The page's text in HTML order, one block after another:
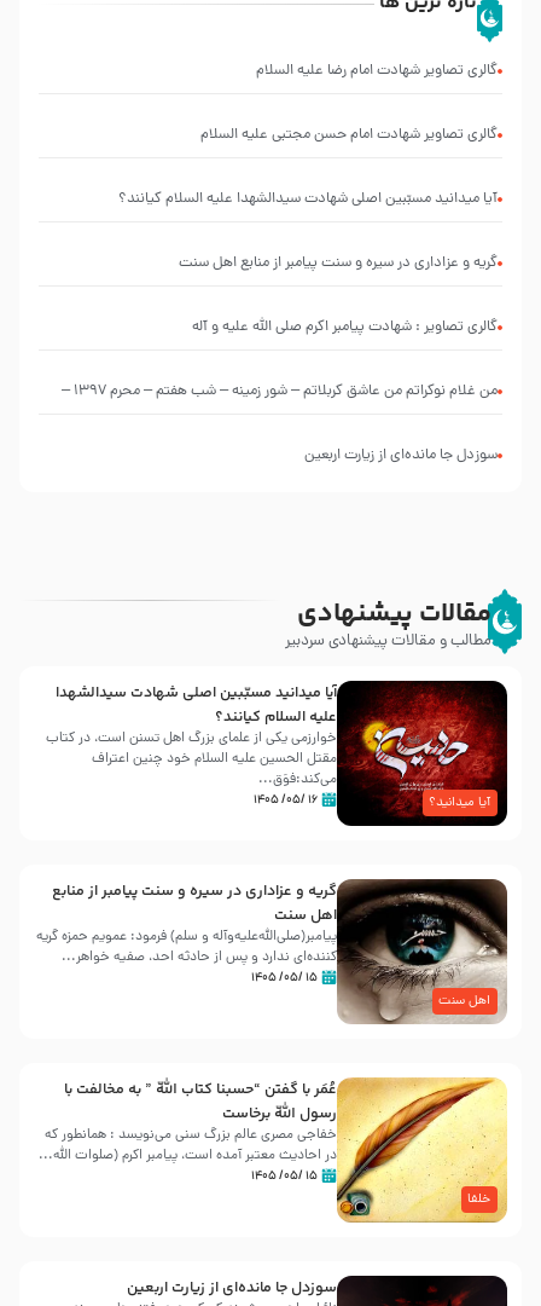
گالری تصاویر شهادت امام رضا علیه السلام
گالری تصاویر شهادت امام حسن مجتبی علیه السلام
آیا میدانید مسبّبین اصلی شهادت سیدالشهدا علیه ‌السلام کیانند؟
گریه و عزاداری در سیره و سنت پیامبر از منابع اهل سنت
گالری تصاویر : شهادت پیامبر اکرم صلی الله علیه و آله
من غلام نوکراتم من عاشق کربلاتم – شور زمینه – شب هفتم – محرم 1397 –
سوزدل جا مانده‌ای از زیارت اربعین
مقالات پیشنهادی
مطالب و مقالات پیشنهادی سردبیر
آیا میدانید؟
آیا میدانید مسبّبین اصلی شهادت سیدالشهدا
علیه ‌السلام کیانند؟
خوارزمی یکی از علمای بزرگ اهل تسنن است، در کتاب
مقتل الحسین علیه ‌السلام خود چنین اعتراف
می‌کند:فوَق...
۱۶ /۰۵/ ۱۴۰۵
اهل سنت
گریه و عزاداری در سیره و سنت پیامبر از منابع
اهل سنت
پیامبر(صلی‌الله‌علیه‌وآله و سلم) فرمود: عمویم حمزه گریه
کننده‌ای ندارد و پس از حادثه احد، صفیه خواهر...
۱۵ /۰۵/ ۱۴۰۵
خلفا
عُمَر با گفتن “حسبنا كتاب اللّه ” به مخالفت با
رسول اللّه برخاست
خفاجی مصری عالم بزرگ سنی می‌نویسد : همانطور که
در احادیث معتبر آمده است، پیامبر اکرم (صلوات اللّه...
۱۵ /۰۵/ ۱۴۰۵
سوزدل جا مانده‌ای از زیارت اربعین